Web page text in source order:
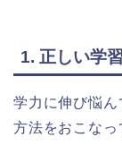
1. 正しい学
学力に伸び悩
方法をおこなっ